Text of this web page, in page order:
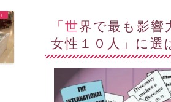
「世界で最も影響力を与えた
女性１０人」に選